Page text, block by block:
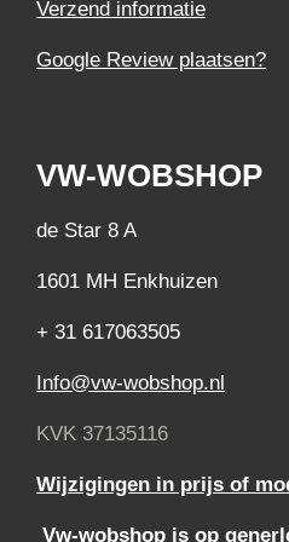
Verzend informatie
Google Review plaatsen?
VW-WOBSHOP
de Star 8 A
1601 MH Enkhuizen
+ 31 617063505
Info@vw-wobshop.nl
KVK 37135116
Wijzigingen in prijs of
Vw-wobshop is op